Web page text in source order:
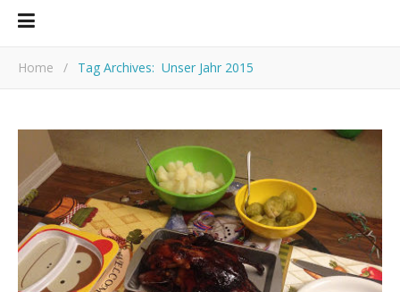
Home / Tag Archives: Unser Jahr 2015